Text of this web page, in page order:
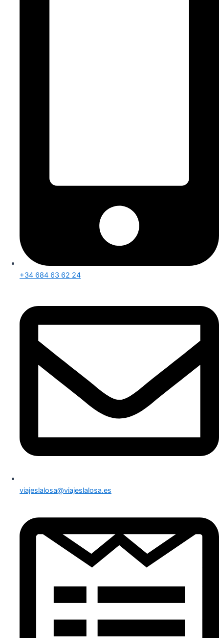
+34 684 63 62 24
viajeslalosa@viajeslalosa.es